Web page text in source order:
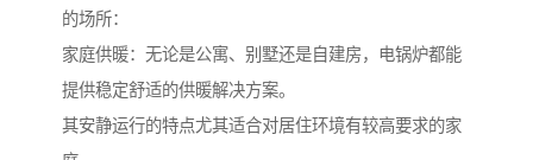
的场所：
家庭供暖：无论是公寓、别墅还是自建房，电锅炉都能
提供稳定舒适的供暖解决方案。
其安静运行的特点尤其适合对居住环境有较高要求的家